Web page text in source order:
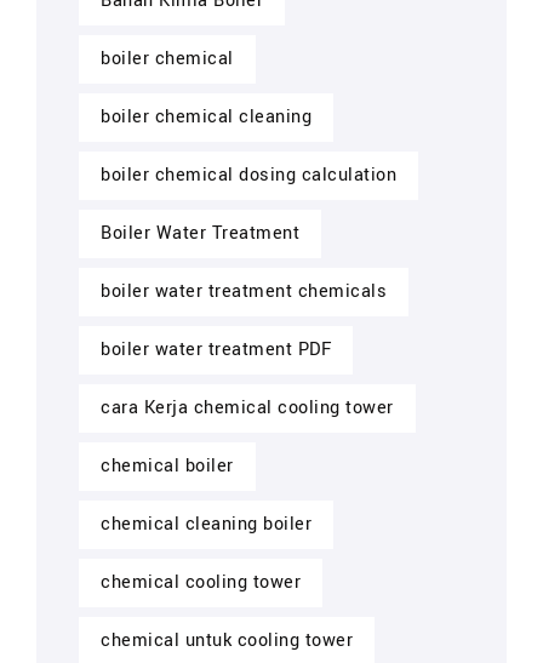
boiler chemical
boiler chemical cleaning
boiler chemical dosing calculation
Boiler Water Treatment
boiler water treatment chemicals
boiler water treatment PDF
cara Kerja chemical cooling tower
chemical boiler
chemical cleaning boiler
chemical cooling tower
chemical untuk cooling tower